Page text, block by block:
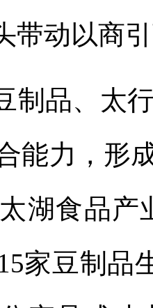
带动以商
制品、太
能力，形
湖食品产
家豆制品